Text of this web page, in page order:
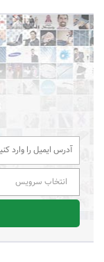
انتخاب سرویس